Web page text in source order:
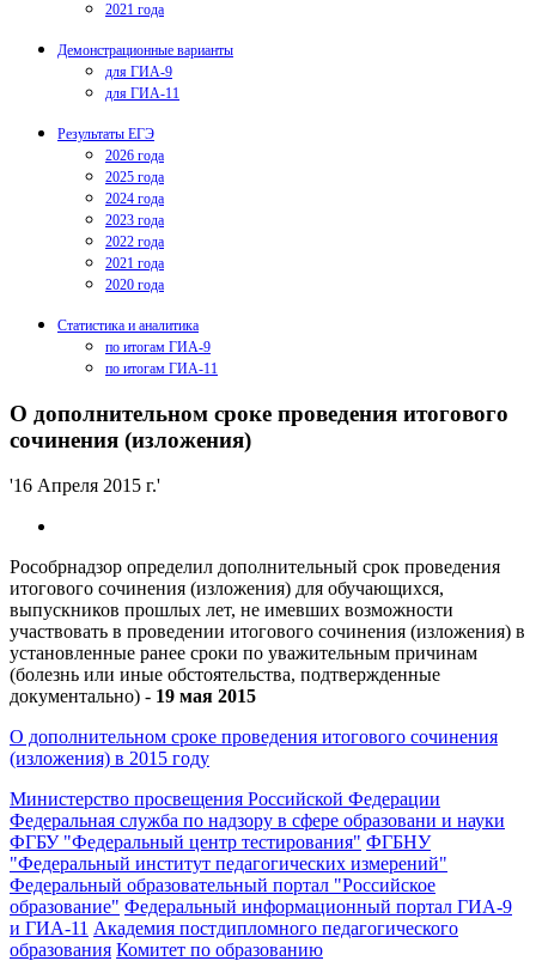
2021 года
Демонстрационные варианты
для ГИА-9
для ГИА-11
Результаты ЕГЭ
2026 года
2025 года
2024 года
2023 года
2022 года
2021 года
2020 года
Статистика и аналитика
по итогам ГИА-9
по итогам ГИА-11
О дополнительном сроке проведения итогового
сочинения (изложения)
'16 Апреля 2015 г.'
Рособрнадзор определил дополнительный срок проведения
итогового сочинения (изложения) для обучающихся,
выпускников прошлых лет, не имевших возможности
участвовать в проведении итогового сочинения (изложения) в
установленные ранее сроки по уважительным причинам
(болезнь или иные обстоятельства, подтвержденные
документально) - 19 мая 2015
О дополнительном сроке проведения итогового сочинения
(изложения) в 2015 году
Министерство просвещения Российской Федерации
Федеральная служба по надзору в сфере образовани и науки
ФГБУ "Федеральный центр тестирования" ФГБНУ
"Федеральный институт педагогических измерений"
Федеральный образовательный портал "Российское
образование" Федеральный информационный портал ГИА-9
и ГИА-11 Академия постдипломного педагогического
образования Комитет по образованию